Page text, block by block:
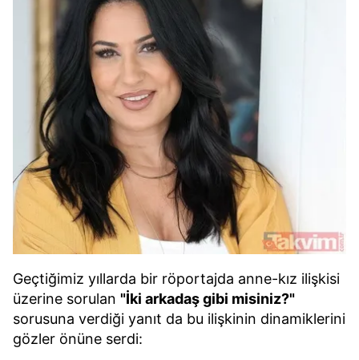
Geçtiğimiz yıllarda bir röportajda anne-kız ilişkisi
üzerine sorulan "İki arkadaş gibi misiniz?"
sorusuna verdiği yanıt da bu ilişkinin dinamiklerini
gözler önüne serdi: